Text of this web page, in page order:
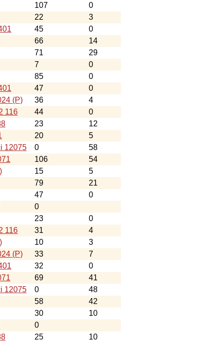
107
0
22
3
45
0
66
14
71
29
7
0
85
0
47
0
(P) 36
4
116 44
0
23
12
20
5
12075 0
58
106
54
15
5
79
21
47
0
0
23
0
116 31
4
10
3
(P) 33
7
32
0
69
41
12075 0
48
58
42
30
10
0
25
10